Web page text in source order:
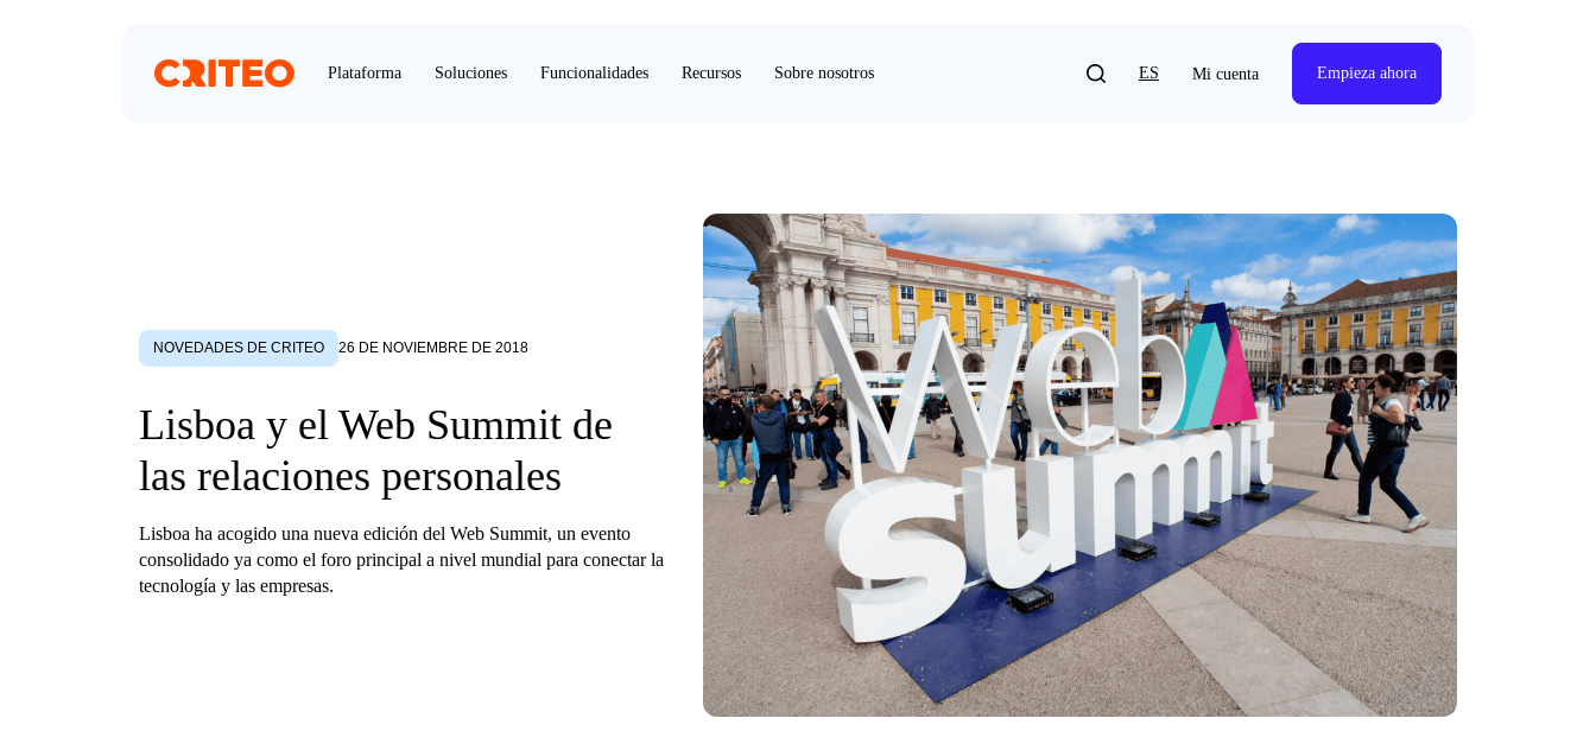
Plataforma Soluciones Funcionalidades Recursos Sobre nosotros ES Mi cuenta Empieza ahora
NOVEDADES DE CRITEO 26 DE NOVIEMBRE DE 2018
Lisboa y el Web Summit de
las relaciones personales
Lisboa ha acogido una nueva edición del Web Summit, un evento
consolidado ya como el foro principal a nivel mundial para conectar la
tecnología y las empresas.